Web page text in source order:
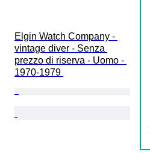
Elgin Watch Company -
vintage diver - Senza
prezzo di riserva - Uomo -
1970-1979